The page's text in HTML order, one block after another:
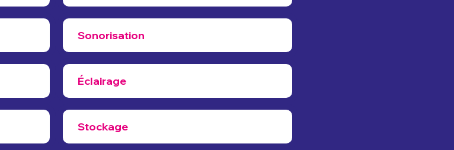
Sonorisation
Éclairage
Stockage